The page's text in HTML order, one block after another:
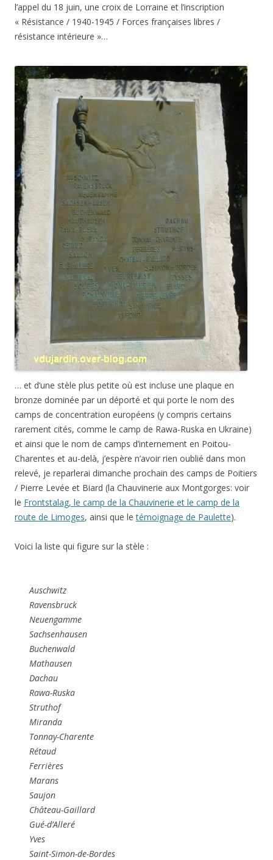
l’appel du 18 juin, une croix de Lorraine et l’inscription
« Résistance / 1940-1945 / Forces françaises libres /
résistance intérieure »…
… et d’une stèle plus petite où est incluse une plaque en
bronze dominée par un déporté et qui porte le nom des
camps de concentration européens (y compris certains
rarement cités, comme le camp de Rawa-Ruska en Ukraine)
et ainsi que le nom de camps d’internement en Poitou-
Charentes et au-delà, j’espère n’avoir rien oublié dans mon
relevé, je reparlerai dimanche prochain des camps de Poitiers
/ Pierre Levée et Biard (la Chauvinerie aux Montgorges: voir
le Frontstalag, le camp de la Chauvinerie et le camp de la
route de Limoges, ainsi que letémoignage de Paulette).
Voici la liste qui figure sur la stèle :
Auschwitz
Ravensbruck
Neuengamme
Sachsenhausen
Buchenwald
Mathausen
Dachau
Rawa-Ruska
Struthof
Miranda
Tonnay-Charente
Rétaud
Ferrières
Marans
Saujon
Château-Gaillard
Gué-d’Alleré
Yves
Saint-Simon-de-Bordes